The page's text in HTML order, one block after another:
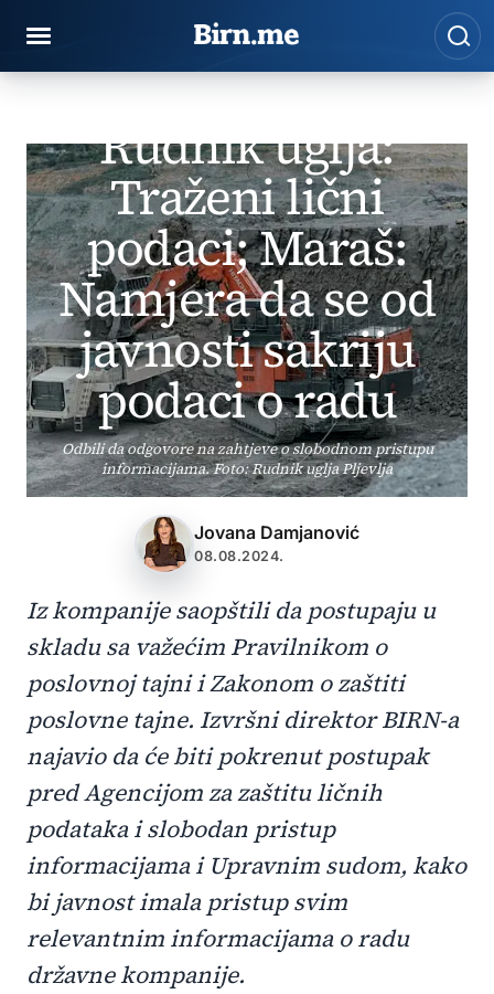
BIRN
Vijesti
Rudnik uglja: Traženi lični podaci; Maraš: Namjera da
Rudnik uglja:
Traženi lični
podaci; Maraš:
Namjera da se od
javnosti sakriju
podaci o radu
Odbili da odgovore na zahtjeve o slobodnom pristupu
informacijama. Foto: Rudnik uglja Pljevlja
Jovana Damjanović
08.08.2024.
Iz kompanije saopštili da postupaju u
skladu sa važećim Pravilnikom o
poslovnoj tajni i Zakonom o zaštiti
poslovne tajne. Izvršni direktor BIRN-a
najavio da će biti pokrenut postupak
pred Agencijom za zaštitu ličnih
podataka i slobodan pristup
informacijama i Upravnim sudom, kako
bi javnost imala pristup svim
relevantnim informacijama o radu
državne kompanije.